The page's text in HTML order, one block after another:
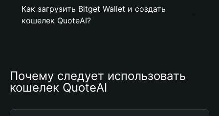
Как загрузить Bitget Wallet и создать
кошелек QuoteAI?
Почему следует использовать
кошелек QuoteAI